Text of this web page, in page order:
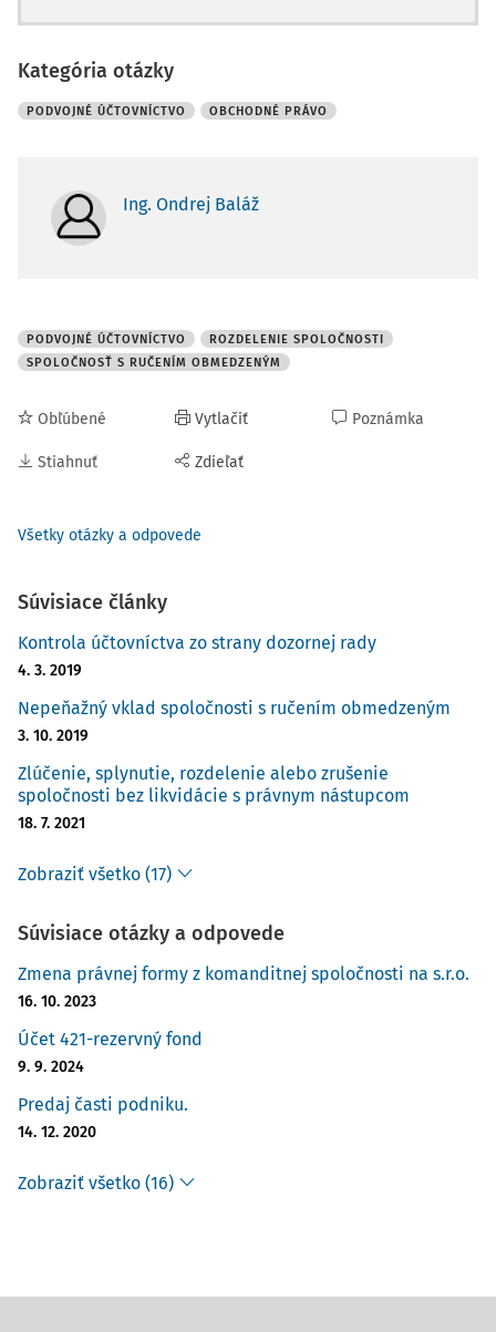
Kategória otázky
PODVOJNÉ ÚČTOVNÍCTVO OBCHODNÉ PRÁVO
Ing. Ondrej Baláž
PODVOJNÉ ÚČTOVNÍCTVO
ROZDELENIE SPOLOČNOSTI
SPOLOČNOSŤ S RUČENÍM OBMEDZENÝM
Obľúbené
Stiahnuť
Vytlačiť
Zdieľať
Poznámka
Všetky otázky a odpovede
Súvisiace články
Kontrola účtovníctva zo strany dozornej rady
4. 3. 2019
Nepeňažný vklad spoločnosti s ručením obmedzeným
3. 10. 2019
Zlúčenie, splynutie, rozdelenie alebo zrušenie
spoločnosti bez likvidácie s právnym nástupcom
18. 7. 2021
Zobraziť všetko (17)
Súvisiace otázky a odpovede
Zmena právnej formy z komanditnej spoločnosti na s.r.o.
16. 10. 2023
Účet 421-rezervný fond
9. 9. 2024
Predaj časti podniku.
14. 12. 2020
Zobraziť všetko (16)